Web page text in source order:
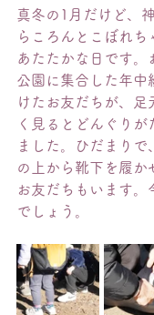
真冬の1月だけど、
らころんとこぼれち
あたたかな日です。
公園に集合した年中
けたお友だちが、足
く見るとどんぐり
ました。ひだまりで
の上から靴下を履か
お友だちもいます。
でしょう。